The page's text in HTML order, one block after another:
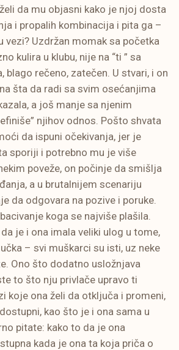
da mu objasni kako je njoj dosta
i propalih kombinacija i pita ga –
vezi? Uzdržan momak sa početka
kulira u klubu, nije na “ti ” sa
blago rečeno, zatečen. U stvari, i on
šta da radi sa svim osećanjima
a još manje sa njenim
njihov odnos. Pošto shvata
da ispuni očekivanja, jer je
sporiji i potrebno mu je više
poveže, on počinje da smišlja
a u brutalnijem scenariju
da odgovara na pozive i poruke.
koga se najviše plašila.
je i ona imala veliki ulog u tome,
– svi muškarci su isti, uz neke
Ono što dodatno usložnjava
to što nju privlače upravo ti
koje ona želi da otključa i promeni,
kao što je i ona sama u
pitate: kako to da je ona
kada je ona ta koja priča o